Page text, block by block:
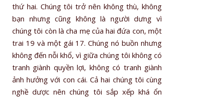
thứ hai. Chúng tôi trở nên không thù, không
bạn nhưng cũng không là người dưng vì
chúng tôi còn là cha mẹ của hai đứa con, một
trai 19 và một gái 17. Chúng nó buồn nhưng
không đến nỗi khổ, vì giữa chúng tôi không có
tranh giành quyền lợi, không có tranh giành
ảnh hưởng với con cái. Cả hai chúng tôi cùng
nghề dược nên chúng tôi sắp xếp khá ổn